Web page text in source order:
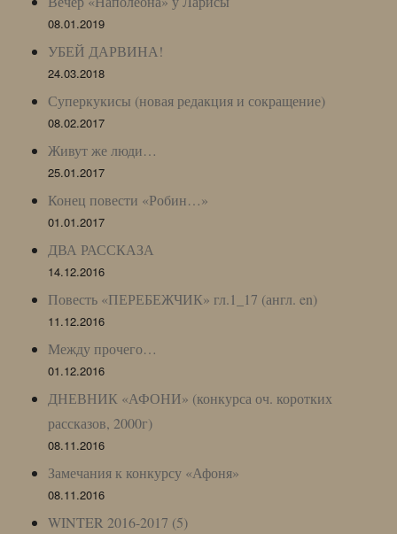
08.01.2019
УБЕЙ ДАРВИНА!
24.03.2018
Суперкукисы (новая редакция и сокращение)
08.02.2017
Живут же люди…
25.01.2017
Конец повести «Робин…»
01.01.2017
ДВА РАССКАЗА
14.12.2016
Повесть «ПЕРЕБЕЖЧИК» гл.1_17 (англ. en)
11.12.2016
Между прочего…
01.12.2016
ДНЕВНИК «АФОНИ» (конкурса оч. коротких
рассказов, 2000г)
08.11.2016
Замечания к конкурсу «Афоня»
08.11.2016
WINTER 2016-2017 (5)